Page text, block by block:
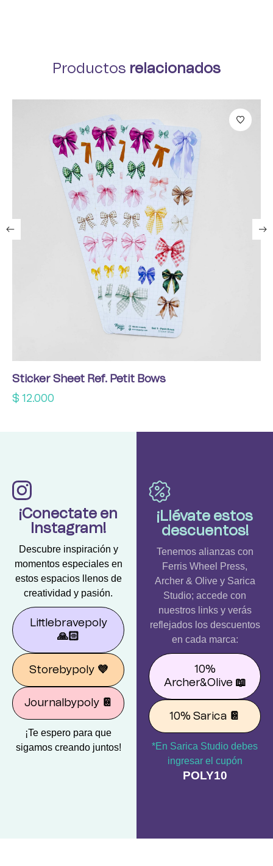
Productos relacionados
Sticker Sheet Ref. Petit Bows
$ 12.000
¡Conectate en
Instagram!
Descubre inspiración y
momentos especiales en
estos espacios llenos de
creatividad y pasión.
Littlebravepoly
🙏🏻
Storebypoly 💜
Journalbypoly 📔
¡Te espero para que
sigamos creando juntos!
¡Llévate estos
descuentos!
Tenemos alianzas con
Ferris Wheel Press,
Archer & Olive y Sarica
Studio; accede con
nuestros links y verás
reflejados los descuentos
en cada marca:
10%
Archer&Olive 📖
10% Sarica 📔
*En Sarica Studio debes
ingresar el cupón
POLY10